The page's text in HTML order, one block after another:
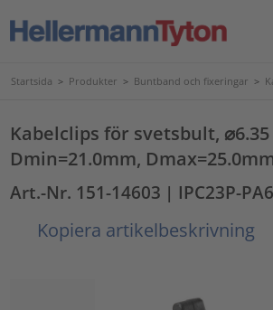
Startsida > Produkter > Buntband och fixeringar >
Kabelclips för svetsbult,
Dmin=21.0mm,
Art.-Nr. 151-14603 | IPC23P-
Kopiera artikelbeskrivning